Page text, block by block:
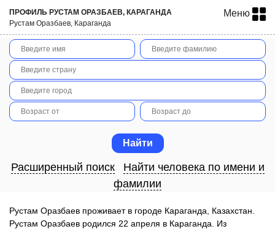
ПРОФИЛЬ РУСТАМ ОРАЗБАЕВ, КАРАГАНДА
Рустам Оразбаев, Караганда
Меню
Расширенный поиск
Найти человека по имени и
фамилии
Рустам Оразбаев проживает в городе Караганда, Казахстан.
Рустам Оразбаев родился 22 апреля в Караганда. Из